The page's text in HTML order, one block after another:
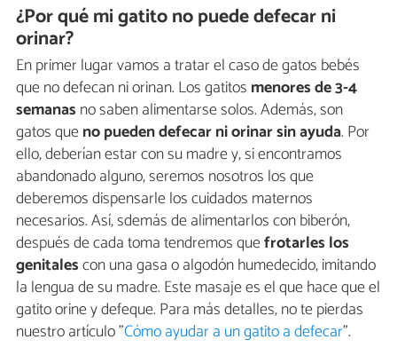
¿Por qué mi gatito no puede defecar ni
orinar?
En primer lugar vamos a tratar el caso de gatos bebés
que no defecan ni orinan. Los gatitos menores de 3-4
semanas no saben alimentarse solos. Además, son
gatos queno pueden defecar ni orinar sin ayuda. Por
ello, deberían estar con su madre y, si encontramos
abandonado alguno, seremos nosotros los que
deberemos dispensarle los cuidados maternos
necesarios. Así, sdemás de alimentarlos con biberón,
después de cada toma tendremos quefrotarles los
genitalescon una gasa o algodón humedecido, imitando
la lengua de su madre. Este masaje es el que hace que el
gatito orine y defeque. Para más detalles, no te pierdas
nuestro artículo "Cómo ayudar a un gatito a defecar".